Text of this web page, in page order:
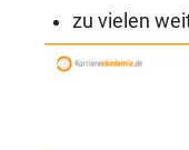
zu vielen